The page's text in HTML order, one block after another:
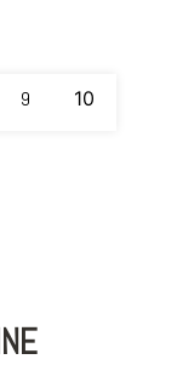
9 10